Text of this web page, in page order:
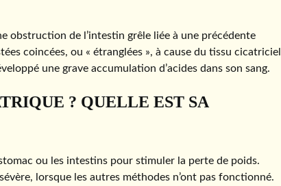
obstruction de l’intestin grêle liée à une précédente
coincées, ou « étranglées », à cause du tissu cicatriciel
une grave accumulation d’acides dans son sang.
? QUELLE EST SA
ou les intestins pour stimuler la perte de poids.
lorsque les autres méthodes n’ont pas fonctionné.